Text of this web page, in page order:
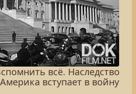
всё. Наследство
вступает в войну